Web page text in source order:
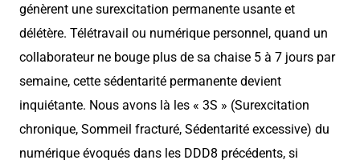
génèrent une surexcitation permanente usante et
délétère. Télétravail ou numérique personnel, quand un
collaborateur ne bouge plus de sa chaise 5 à 7 jours par
semaine, cette sédentarité permanente devient
inquiétante. Nous avons là les « 3S » (Surexcitation
chronique, Sommeil fracturé, Sédentarité excessive) du
numérique évoqués dans les DDD8 précédents, si